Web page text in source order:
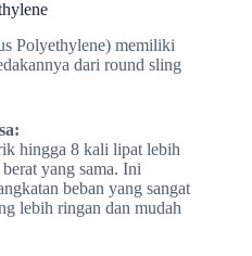
Polyethylene) memiliki
dari round sling
hingga 8 kali lipat lebih
yang sama. Ini
beban yang sangat
lebih ringan dan mudah